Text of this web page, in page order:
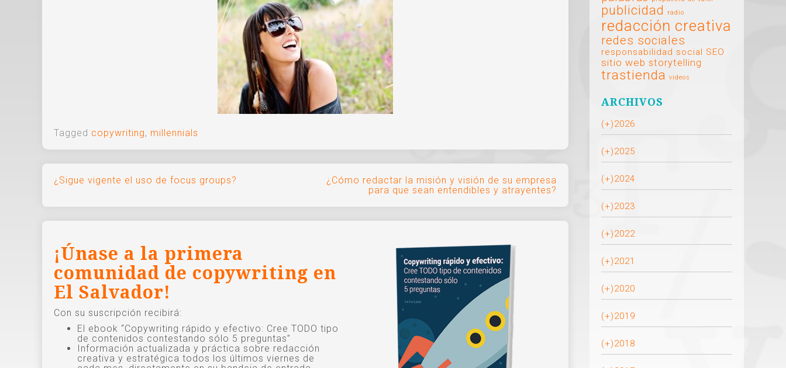
Tagged copywriting, millennials
Navegación
de
entradas
¿Sigue vigente el uso de focus groups?
¿Cómo redactar la misión y visión de su empresa
para que sean entendibles y atrayentes?
¡Únase a la primera
comunidad de copywriting en
El Salvador!
Con su suscripción recibirá:
El ebook “Copywriting rápido y efectivo: Cree TODO tipo
de contenidos contestando sólo 5 preguntas”
Información actualizada y práctica sobre redacción
creativa y estratégica todos los últimos viernes de
publicidad radio
redacción creativa
redes sociales
responsabilidad social SEO
sitio web storytelling
trastienda videos
ARCHIVOS
(+)2026
(+)2025
(+)2024
(+)2023
(+)2022
(+)2021
(+)2020
(+)2019
(+)2018